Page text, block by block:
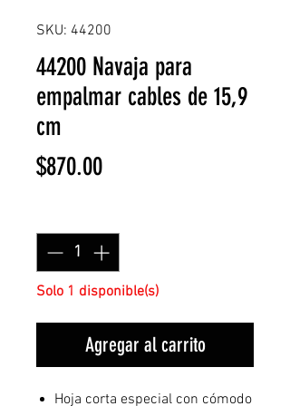
SKU: 44200
44200 Navaja para
empalmar cables de 15,9
cm
$870.00Precio
Solo 1 disponible(s)
Agregar al carrito
Hoja corta especial con cómodo